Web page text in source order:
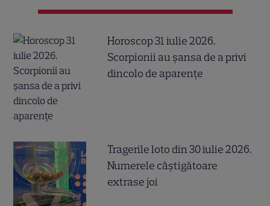
Horoscop 31 iulie 2026.
Scorpionii au șansa de a privi
dincolo de aparențe
Tragerile loto din 30 iulie 2026.
Numerele câştigătoare
extrase joi